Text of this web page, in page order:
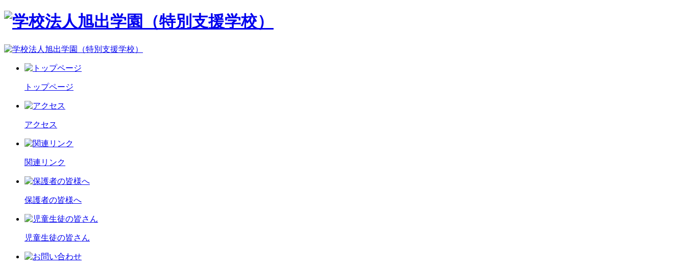
トップページ
アクセス
関連リンク
保護者の皆様へ
児童生徒の皆さん